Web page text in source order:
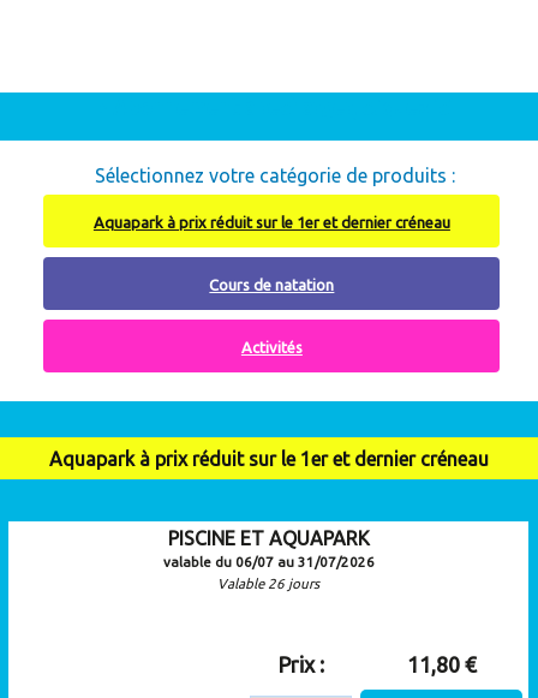
Sélectionnez votre catégorie de produits :
Aquapark à prix réduit sur le 1er et dernier créneau
Cours de natation
Activités
Aquapark à prix réduit sur le 1er et dernier créneau
PISCINE ET AQUAPARK
valable du 06/07 au 31/07/2026
Valable 26 jours
Prix : 11,80 €